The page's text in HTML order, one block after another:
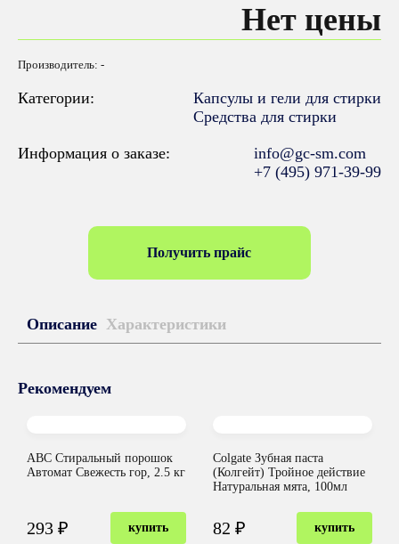
Нет цены
Производитель: -
Категории:
Капсулы и гели для стирки
Средства для стирки
Информация о заказе:
info@gc-sm.com
+7 (495) 971-39-99
Получить прайс
Описание Характеристики
Рекомендуем
ABC Стиральный порошок
Автомат Свежесть гор, 2.5 кг
293 ₽ купить
Colgate Зубная паста
(Колгейт) Тройное действие
Натуральная мята, 100мл
82 ₽ купить